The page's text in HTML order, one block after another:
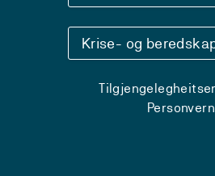
Krise- og
Personvern